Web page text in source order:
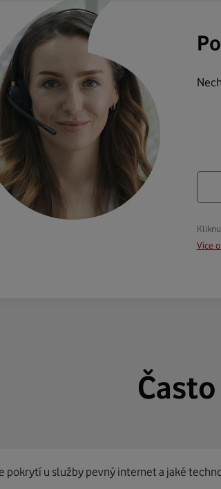
Více
pokrytí u služby pevný internet a jaké